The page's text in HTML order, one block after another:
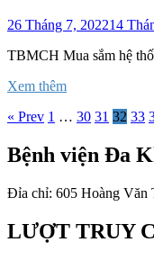
26 Tháng 7, 202214
TBMCH Mua sắm hệ
Xem thêm
« Prev 1 … 30 31 32 33
Bệnh viện Đa
Đỉa chỉ: 605 Hoàng Văn
LƯỢT TRUY